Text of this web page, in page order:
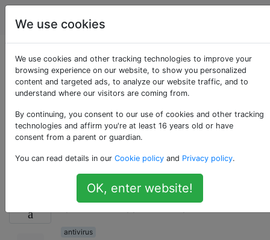
Android
È una buona idea /
utile utilizzare due
app antivirus su
Android?
Caricare due app antivirus sul cellulare è uno
spreco? Due app AV sono più efficaci di una?
antivirus
We use cookies
We use cookies and other tracking technologies to improve your
browsing experience on our website, to show you personalized
content and targeted ads, to analyze our website traffic, and to
understand where our visitors are coming from.
By continuing, you consent to our use of cookies and other tracking
technologies and affirm you're at least 16 years old or have
consent from a parent or guardian.
You can read details in our Cookie policy and Privacy policy.
OK, enter website!